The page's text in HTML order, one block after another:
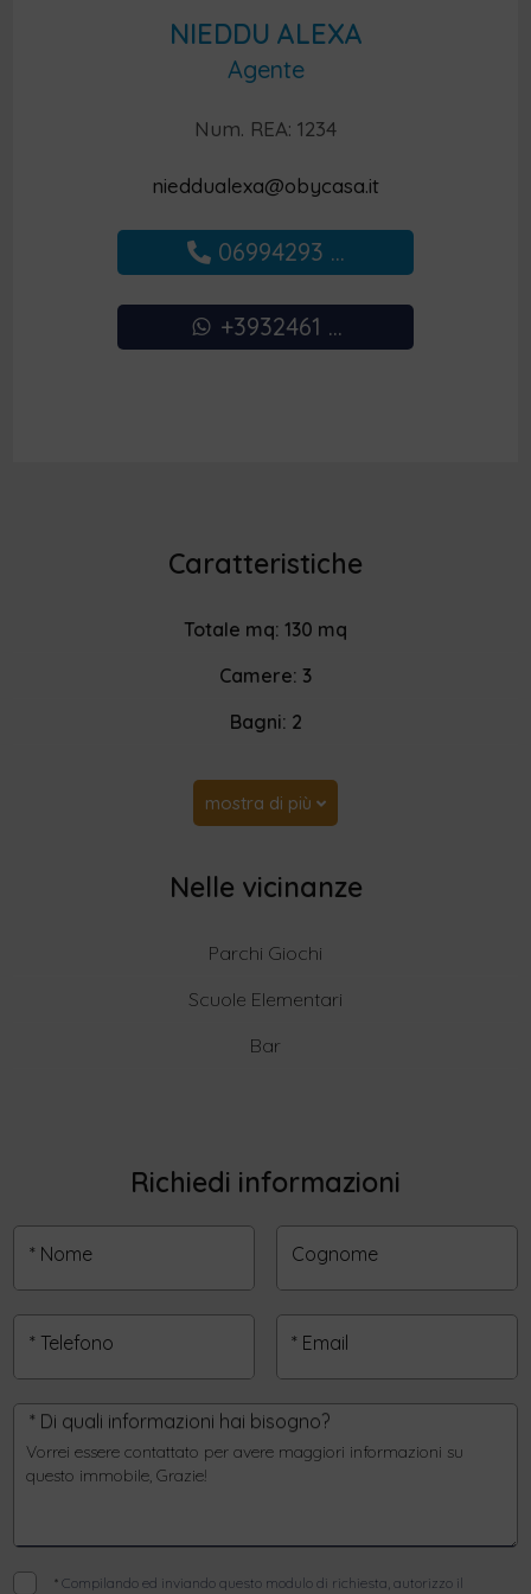
NIEDDU ALEXA
Agente
Num. REA: 1234
nieddualexa@obycasa.it
06994293 ...
+3932461 ...
Caratteristiche
Totale mq: 130 mq
Camere: 3
Bagni: 2
mostra di più
Nelle vicinanze
Parchi Giochi
Scuole Elementari
Bar
Richiedi informazioni
* Nome Cognome
* Telefono * Email
* Di quali informazioni hai bisogno?
*Compilando ed inviando questo modulo di richiesta, autorizzo il